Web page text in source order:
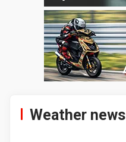
Weather news